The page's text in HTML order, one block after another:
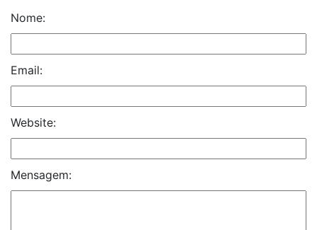
Nome:
Email:
Website:
Mensagem: